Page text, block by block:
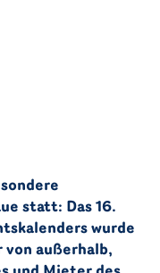
statt: Das 16.
wurde
außerhalb,